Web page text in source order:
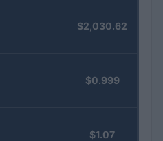
$2,030.62
$0.999
$1.07